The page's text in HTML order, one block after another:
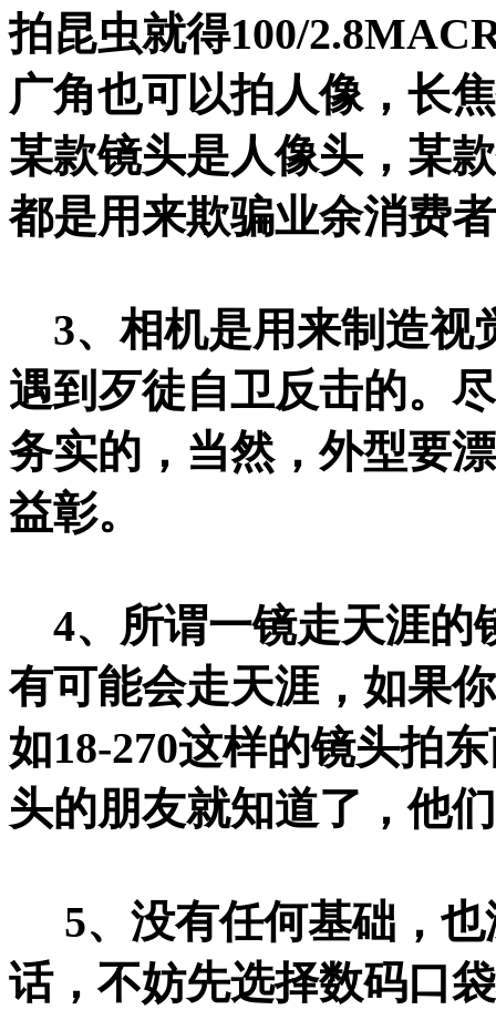
拍昆虫就得100/
广角也可以拍人像，长
某款镜头是人像头，某
都是用来欺骗业余消费者
3、相机是用来制造视
遇到歹徒自卫反击的。
务实的，当然，外型要
益彰。
4、所谓一镜走天涯的
有可能会走天涯，如果
如18-270这样的镜头拍
头的朋友就知道了，他
5、没有任何基础，也
话，不妨先选择数码口